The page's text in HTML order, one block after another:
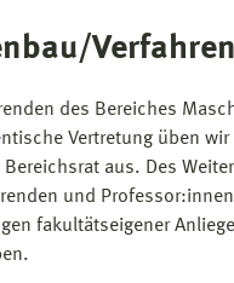
des Bereiches
Vertretung üben
aus. Des
und
fakultätseigener